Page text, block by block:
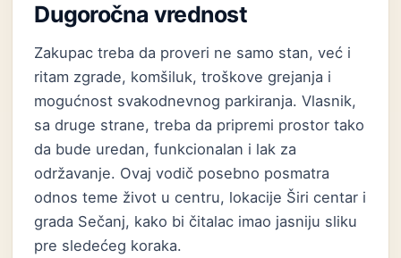
Dugoročna vrednost
Zakupac treba da proveri ne samo stan, već i
ritam zgrade, komšiluk, troškove grejanja i
mogućnost svakodnevnog parkiranja. Vlasnik,
sa druge strane, treba da pripremi prostor tako
da bude uredan, funkcionalan i lak za
održavanje. Ovaj vodič posebno posmatra
odnos teme život u centru, lokacije Širi centar i
grada Sečanj, kako bi čitalac imao jasniju sliku
pre sledećeg koraka.